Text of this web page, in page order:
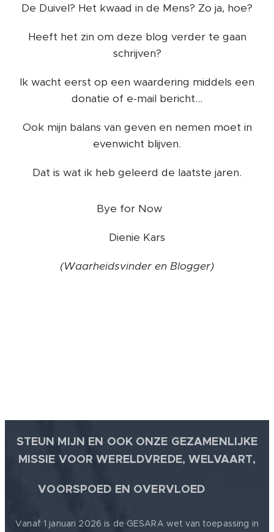
De Duivel? Het kwaad in de Mens? Zo ja, hoe?
Heeft het zin om deze blog verder te gaan
schrijven?
Ik wacht eerst op een waardering middels een
donatie of e-mail bericht...
Ook mijn balans van geven en nemen moet in
evenwicht blijven.
Dat is wat ik heb geleerd de laatste jaren.
Bye for Now ❤️
Dienie Kars
(Waarheidsvinder en Blogger)
STEUN MIJN EN OOK ONZE GEZAMENLIJKE
MISSIE VOOR WERELDVREDE, WELVAART,
VOORSPOED EN OVERVLOED
Vanaf 1 januari 2026 is de GESARA wet van toepassing in